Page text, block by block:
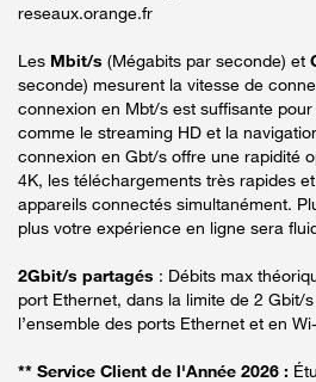
reseaux.orange.fr
Les Mbit/s (Mégabits par seconde) et
seconde) mesurent la vitesse de
connexion en Mbt/s est suffisante
comme le streaming HD et la
connexion en Gbt/s offre une rapidité
4K, les téléchargements très rapides
appareils connectés simultanément.
plus votre expérience en ligne sera
2Gbit/s partagés : Débits max
port Ethernet, dans la limite de 2 Gbit/
l’ensemble des ports Ethernet et en
** Service Client de l'Année 2026 :